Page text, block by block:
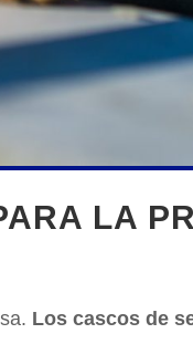
LA
Los cascos de